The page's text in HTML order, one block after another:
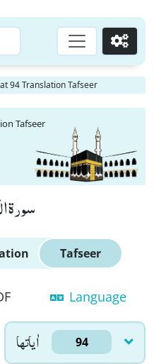
Go
94 Translation Tafseer
Tafseer
سورة
Tafseer
Language
اٰياتها 94